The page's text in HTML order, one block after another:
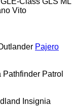
Vito
Pajero
Pathfinder Patrol
Insignia